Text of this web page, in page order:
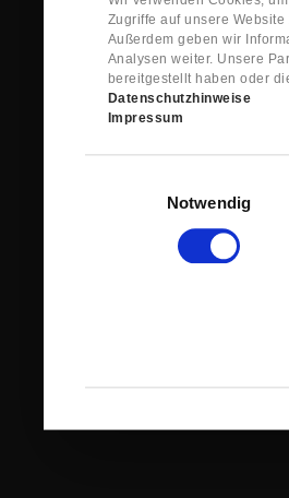
Zugriffe auf unsere
Außerdem geben wir
Analysen weiter. Unsere
bereitgestellt haben oder
Datenschutzhinweise
Impressum
Notwendig